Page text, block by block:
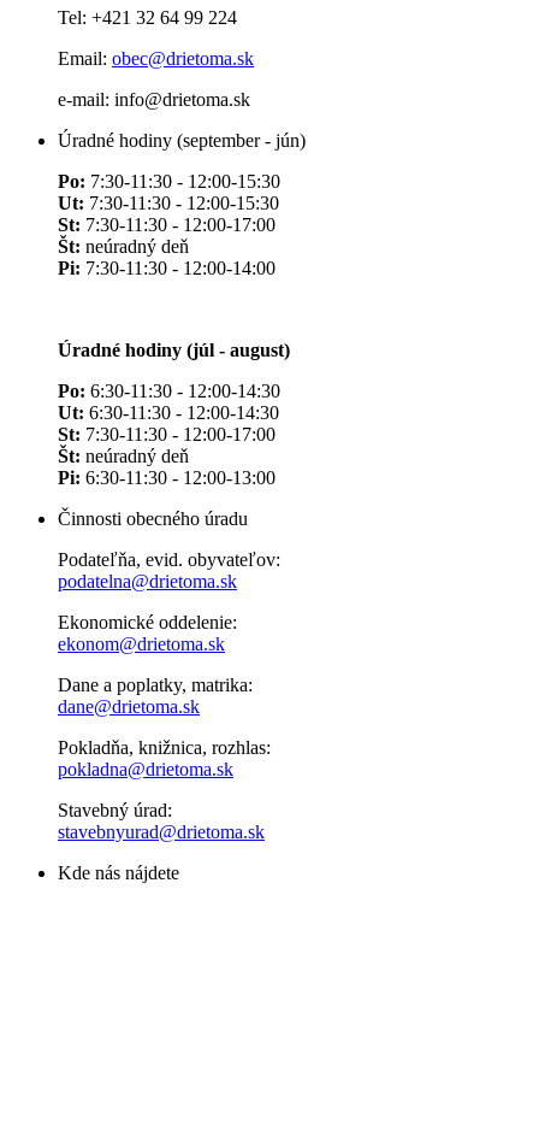
Tel: +421 32 64 99 224
Email: obec@drietoma.sk
e-mail: info@drietoma.sk
Úradné hodiny (september - jún)
Po: 7:30-11:30 - 12:00-15:30
Ut: 7:30-11:30 - 12:00-15:30
St: 7:30-11:30 - 12:00-17:00
Št: neúradný deň
Pi: 7:30-11:30 - 12:00-14:00
Úradné hodiny (júl - august)
Po: 6:30-11:30 - 12:00-14:30
Ut: 6:30-11:30 - 12:00-14:30
St: 7:30-11:30 - 12:00-17:00
Št: neúradný deň
Pi: 6:30-11:30 - 12:00-13:00
Činnosti obecného úradu
Podateľňa, evid. obyvateľov:
podatelna@drietoma.sk
Ekonomické oddelenie:
ekonom@drietoma.sk
Dane a poplatky, matrika:
dane@drietoma.sk
Pokladňa, knižnica, rozhlas:
pokladna@drietoma.sk
Stavebný úrad:
stavebnyurad@drietoma.sk
Kde nás nájdete